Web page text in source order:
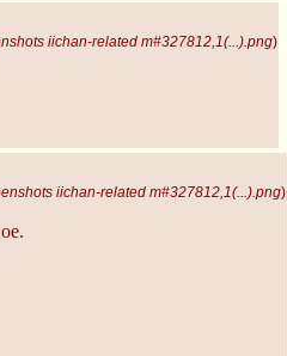
iichan-related m#327812,1(...).png)
iichan-related m#327812,1(...).png)